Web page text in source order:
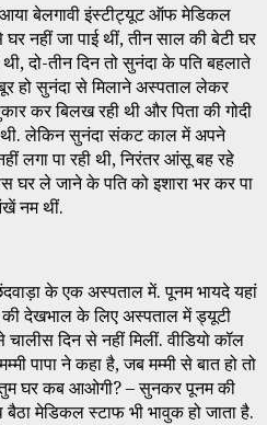
आया बेलगावी इंस्टीट्यूट ऑफ मेडिकल
नहीं जा पाई थीं, तीन साल की बेटी घर
दो-तीन दिन तो सुनंदा के पति बहलाते
हो सुनंदा से मिलाने अस्पताल लेकर
कर बिलख रही थी और पिता की गोदी
लेकिन सुनंदा संकट काल में अपने
लगा पा रही थी, निरंतर आंसू बह रहे
ले जाने के पति को इशारा भर कर पा
नम थीं.
के एक अस्पताल में. पूनम भायदे यहां
की देखभाल के लिए अस्पताल में ड्यूटी
दिन से नहीं मिलीं. वीडियो कॉल
पापा ने कहा है, जब मम्मी से बात हो तो
घर कब आओगी? – सुनकर पूनम की
मेडिकल स्टाफ भी भावुक हो जाता है.